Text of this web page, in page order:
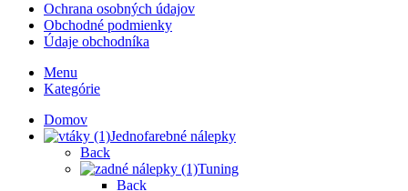
Ochrana osobných údajov
Obchodné podmienky
Údaje obchodníka
Menu
Kategórie
Domov
Jednofarebné nálepky
Back
Tuning
Back